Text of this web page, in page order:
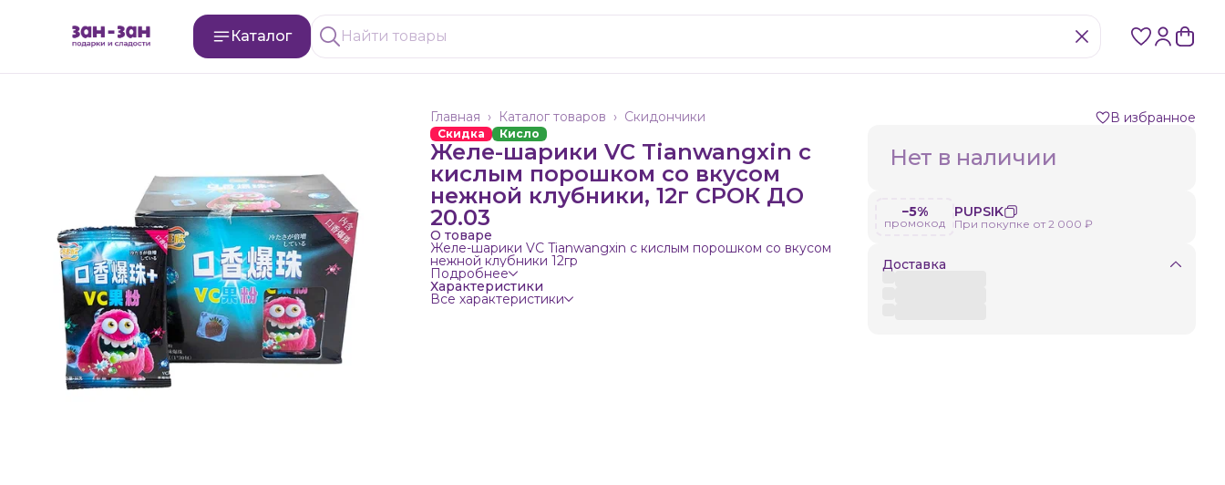
Каталог
Скидончики
Каталог товаров ›
Главная ›
Скидка Кисло
Желе-шарики VC Tianwangxin с
кислым порошком со вкусом
нежной клубники, 12г СРОК ДО
20.03
О товаре
Желе-шарики VC Tianwangxin с кислым порошком со вкусом
нежной клубники 12гр
Подробнее
Характеристики
Все характеристики
В избранное
Нет в наличии
−5%
промокод
PUPSIK
При покупке от 2 000 ₽
Доставка